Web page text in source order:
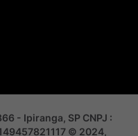
- Ipiranga, SP CNPJ :
© 2024,